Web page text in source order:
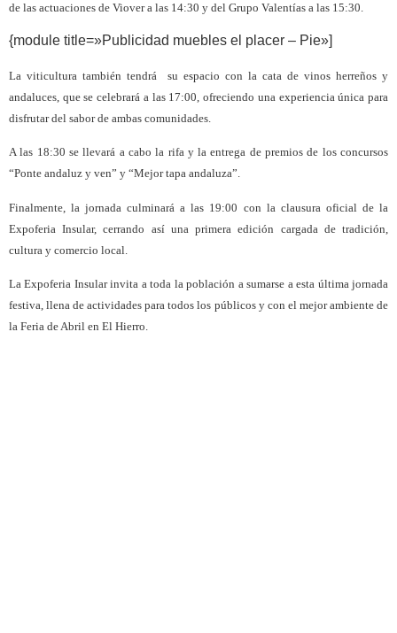
de las actuaciones de Viover a las 14:30 y del Grupo Valentías a las 15:30.
{module title=»Publicidad muebles el placer – Pie»]
La viticultura también tendrá
su espacio con la cata de vinos herreños y
andaluces, que se celebrará a las 17:00, ofreciendo una experiencia única para
disfrutar del sabor de ambas comunidades.
A las 18:30 se llevará a cabo la rifa y la entrega de premios de los concursos
“Ponte andaluz y ven” y “Mejor tapa andaluza”.
Finalmente, la jornada culminará a las 19:00 con la clausura oficial de la
Expoferia Insular, cerrando así una primera edición cargada de tradición,
cultura y comercio local.
La Expoferia Insular invita a toda la población a sumarse a esta última jornada
festiva, llena de actividades para todos los públicos y con el mejor ambiente de
la Feria de Abril en El Hierro.